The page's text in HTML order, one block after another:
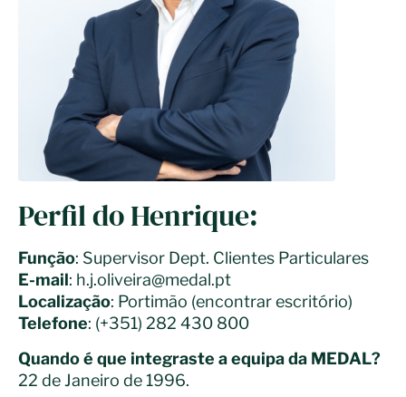
Perfil do Henrique:
Função: Supervisor Dept. Clientes Particulares
E-mail: h.j.oliveira@medal.pt
Localização: Portimão (encontrar escritório)
Telefone: (+351) 282 430 800
Quando é que integraste a equipa da MEDAL?
22 de Janeiro de 1996.